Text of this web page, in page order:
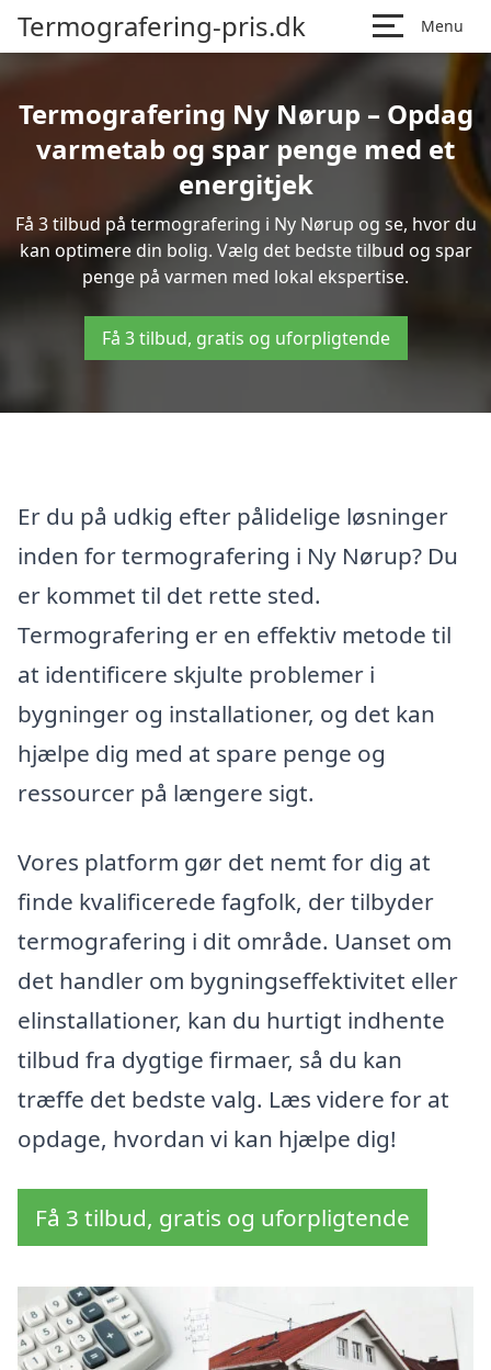
Termografering-pris.dk Menu
Termografering Ny Nørup – Opdag
varmetab og spar penge med et
energitjek
Få 3 tilbud på termografering i Ny Nørup og se, hvor du
kan optimere din bolig. Vælg det bedste tilbud og spar
penge på varmen med lokal ekspertise.
Få 3 tilbud, gratis og uforpligtende
Er du på udkig efter pålidelige løsninger
inden for termografering i Ny Nørup? Du
er kommet til det rette sted.
Termografering er en effektiv metode til
at identificere skjulte problemer i
bygninger og installationer, og det kan
hjælpe dig med at spare penge og
ressourcer på længere sigt.
Vores platform gør det nemt for dig at
finde kvalificerede fagfolk, der tilbyder
termografering i dit område. Uanset om
det handler om bygningseffektivitet eller
elinstallationer, kan du hurtigt indhente
tilbud fra dygtige firmaer, så du kan
træffe det bedste valg. Læs videre for at
opdage, hvordan vi kan hjælpe dig!
Få 3 tilbud, gratis og uforpligtende